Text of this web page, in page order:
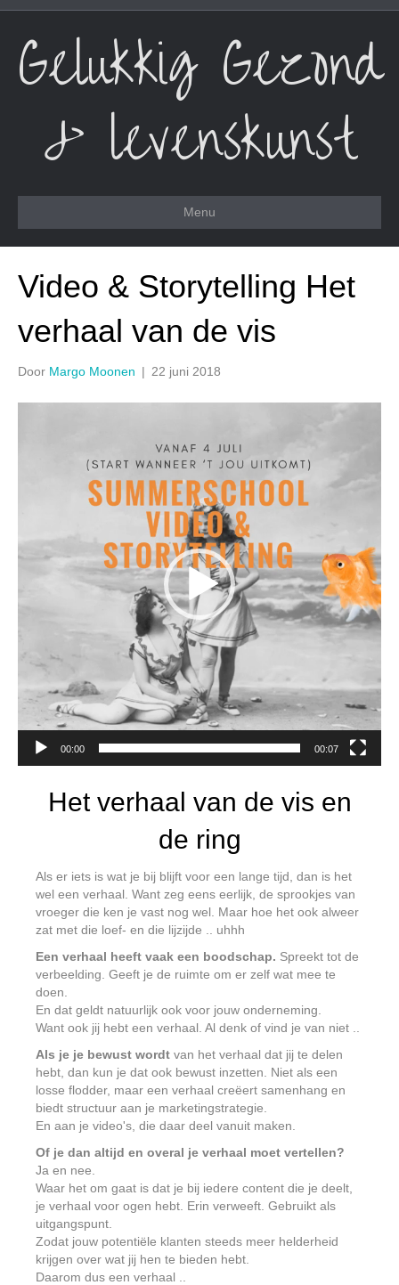
Gelukkig Gezond
& levenskunst
Menu
Video & Storytelling Het
verhaal van de vis
Door Margo Moonen | 22 juni 2018
00:00 00:07
Het verhaal van de vis en
de ring
Als er iets is wat je bij blijft voor een lange tijd, dan is het
wel een verhaal. Want zeg eens eerlijk, de sprookjes van
vroeger die ken je vast nog wel. Maar hoe het ook alweer
zat met die loef- en die lijzijde .. uhhh
Een verhaal heeft vaak een boodschap. Spreekt tot de
verbeelding. Geeft je de ruimte om er zelf wat mee te
doen.
En dat geldt natuurlijk ook voor jouw onderneming.
Want ook jij hebt een verhaal. Al denk of vind je van niet ..
Als je je bewust wordt van het verhaal dat jij te delen
hebt, dan kun je dat ook bewust inzetten. Niet als een
losse flodder, maar een verhaal creëert samenhang en
biedt structuur aan je marketingstrategie.
En aan je video's, die daar deel vanuit maken.
Of je dan altijd en overal je verhaal moet vertellen?
Ja en nee.
Waar het om gaat is dat je bij iedere content die je deelt,
je verhaal voor ogen hebt. Erin verweeft. Gebruikt als
uitgangspunt.
Zodat jouw potentiële klanten steeds meer helderheid
krijgen over wat jij hen te bieden hebt.
Daarom dus een verhaal ..